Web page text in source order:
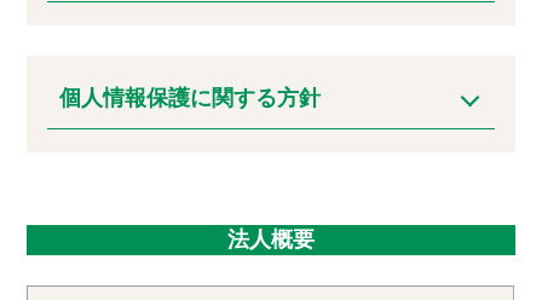
個人情報保護に関する方針
法人概要